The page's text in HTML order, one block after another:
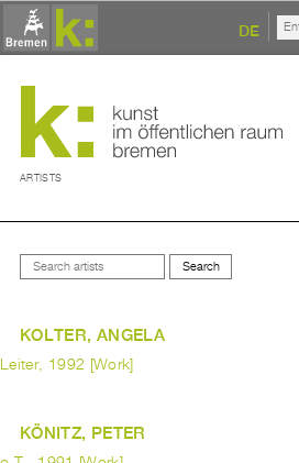
DE
ARTISTS
KOLTER, ANGELA
Leiter, 1992 [Work]
KÖNITZ, PETER